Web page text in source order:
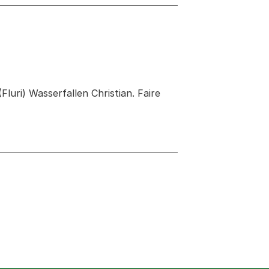
Wasserfallen Christian. Faire